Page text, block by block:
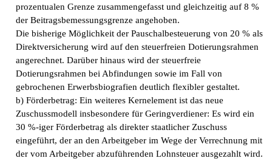
prozentualen Grenze zusammengefasst und gleichzeitig auf 8 %
der Beitragsbemessungsgrenze angehoben.
Die bisherige Möglichkeit der Pauschalbesteuerung von 20 % als
Direktversicherung wird auf den steuerfreien Dotierungsrahmen
angerechnet. Darüber hinaus wird der steuerfreie
Dotierungsrahmen bei Abfindungen sowie im Fall von
gebrochenen Erwerbsbiografien deutlich flexibler gestaltet.
b) Förderbetrag: Ein weiteres Kernelement ist das neue
Zuschussmodell insbesondere für Geringverdiener: Es wird ein
30 %-iger Förderbetrag als direkter staatlicher Zuschuss
eingeführt, der an den Arbeitgeber im Wege der Verrechnung mit
der vom Arbeitgeber abzuführenden Lohnsteuer ausgezahlt wird.